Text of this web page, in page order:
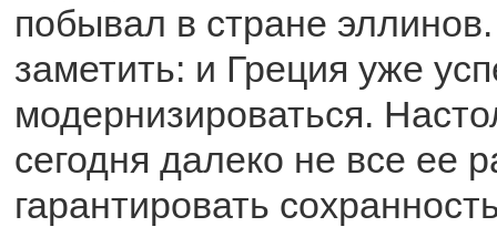
побывал в стране
заметить: и Греция уже
модернизироваться.
сегодня далеко не все ее
гарантировать